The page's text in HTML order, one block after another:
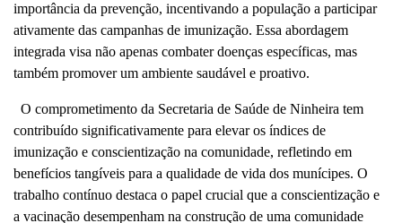
importância da prevenção, incentivando a população a participar
ativamente das campanhas de imunização. Essa abordagem
integrada visa não apenas combater doenças específicas, mas
também promover um ambiente saudável e proativo.
O comprometimento da Secretaria de Saúde de Ninheira tem
contribuído significativamente para elevar os índices de
imunização e conscientização na comunidade, refletindo em
benefícios tangíveis para a qualidade de vida dos munícipes. O
trabalho contínuo destaca o papel crucial que a conscientização e
a vacinação desempenham na construção de uma comunidade